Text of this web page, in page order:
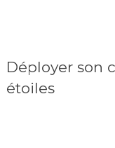
Déployer son
étoiles